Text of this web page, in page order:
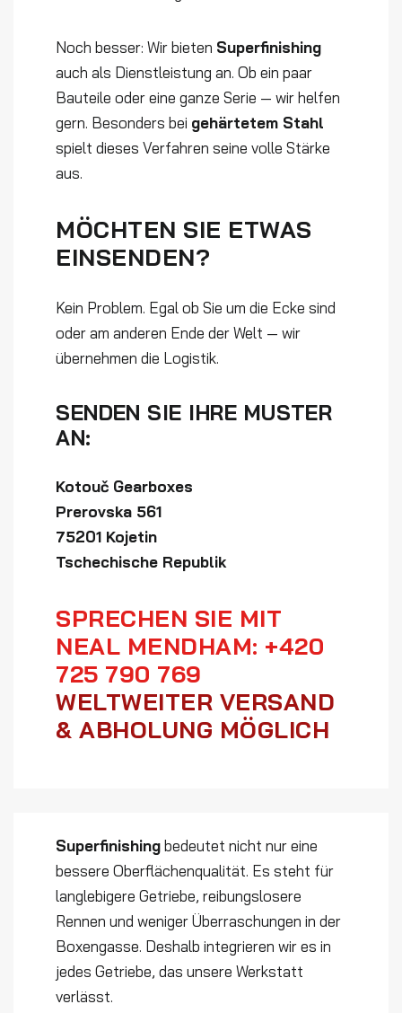
Noch besser: Wir bieten Superfinishing
auch als Dienstleistung an. Ob ein paar
Bauteile oder eine ganze Serie — wir helfen
gern. Besonders bei gehärtetem Stahl
spielt dieses Verfahren seine volle Stärke
aus.
MÖCHTEN SIE ETWAS
EINSENDEN?
Kein Problem. Egal ob Sie um die Ecke sind
oder am anderen Ende der Welt — wir
übernehmen die Logistik.
SENDEN SIE IHRE MUSTER
AN:
Kotouč Gearboxes
Prerovska 561
75201 Kojetin
Tschechische Republik
SPRECHEN SIE MIT
NEAL MENDHAM: +420
725 790 769
WELTWEITER VERSAND
& ABHOLUNG MÖGLICH
Superfinishingbedeutet nicht nur eine
bessere Oberflächenqualität. Es steht für
langlebigere Getriebe, reibungslosere
Rennen und weniger Überraschungen in der
Boxengasse. Deshalb integrieren wir es in
jedes Getriebe, das unsere Werkstatt
verlässt.